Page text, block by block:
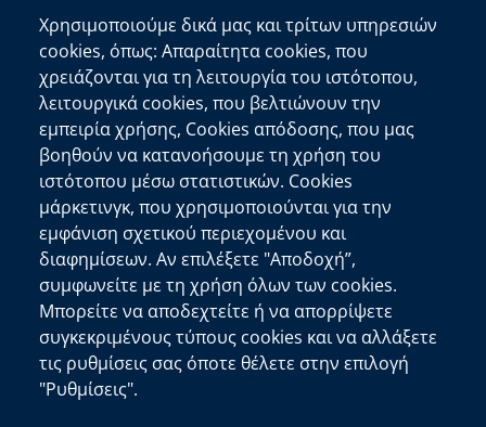
Επικοινωνία
Αποκεντρωμένη Διοίκηση Κρήτης
Πλατεία Κουντουριώτη 71202 Ηράκλειο
Επικοινωνήστε μαζί μας
Χρήσιμοι Σύνδεσμοι
Ελληνική Κυβέρνηση
Ευρωπαϊκή Επιτροπή
Πληροφορίες Ιστότοπου
Διαύγεια
Δήλωση Προσβασιμότητας
Χρησιμοποιούμε δικά μας και τρίτων υπηρεσιών
cookies, όπως: Απαραίτητα cookies, που
χρειάζονται για τη λειτουργία του ιστότοπου,
λειτουργικά cookies, που βελτιώνουν την
εμπειρία χρήσης, Cookies απόδοσης, που μας
βοηθούν να κατανοήσουμε τη χρήση του
ιστότοπου μέσω στατιστικών. Cookies
μάρκετινγκ, που χρησιμοποιούνται για την
εμφάνιση σχετικού περιεχομένου και
διαφημίσεων. Αν επιλέξετε "Αποδοχή”,
συμφωνείτε με τη χρήση όλων των cookies.
Μπορείτε να αποδεχτείτε ή να απορρίψετε
συγκεκριμένους τύπους cookies και να αλλάξετε
τις ρυθμίσεις σας όποτε θέλετε στην επιλογή
"Ρυθμίσεις".